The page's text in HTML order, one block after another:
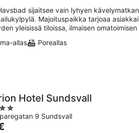
sijaitsee vain lyhyen
Majoituspaikka tarjoaa
yleisissä tiloissa, ilmaisen
allas
Poreallas
Hotel Sundsvall
9 Sundsvall